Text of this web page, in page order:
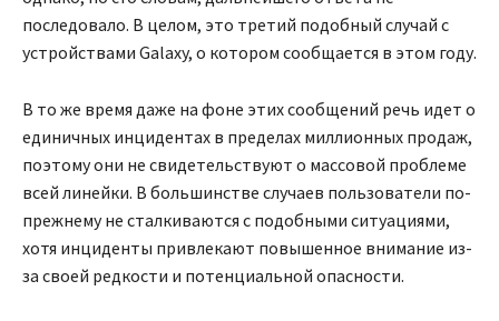
последовало. В целом, это третий подобный случай с
устройствами Galaxy, о котором сообщается в этом году.
В то же время даже на фоне этих сообщений речь идет о
единичных инцидентах в пределах миллионных продаж,
поэтому они не свидетельствуют о массовой проблеме
всей линейки. В большинстве случаев пользователи по-
прежнему не сталкиваются с подобными ситуациями,
хотя инциденты привлекают повышенное внимание из-
за своей редкости и потенциальной опасности.